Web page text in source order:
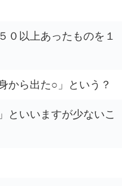
０以上あったものを１
から出た○」という？
といいますが少ないこ